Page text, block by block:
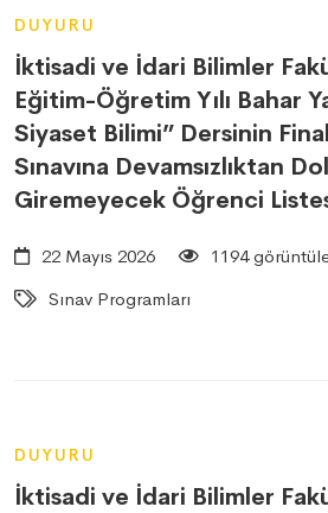
DUYURU
İktisadi ve İdari Bilimler
Eğitim-Öğretim Yılı Bahar
Siyaset Bilimi” Dersinin
Sınavına Devamsızlıktan
Giremeyecek Öğrenci
22 Mayıs 2026
1194
Sınav Programları
DUYURU
İktisadi ve İdari Bilimler